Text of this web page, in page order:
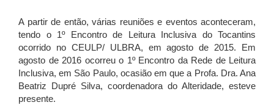
A partir de então, várias reuniões e eventos aconteceram,
tendo o 1º Encontro de Leitura Inclusiva do Tocantins
ocorrido no CEULP/ ULBRA, em agosto de 2015. Em
agosto de 2016 ocorreu o 1º Encontro da Rede de Leitura
Inclusiva, em São Paulo, ocasião em que a Profa. Dra. Ana
Beatriz Dupré Silva, coordenadora do Alteridade, esteve
presente.